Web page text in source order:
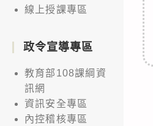
線上授課專區
政令宣導專區
教育部108課綱資
訊網
資訊安全專區
內控稽核專區